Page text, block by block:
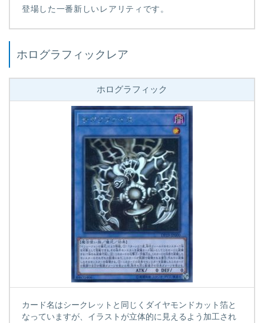
登場した一番新しいレアリティです。
ホログラフィックレア
ホログラフィック
カード名はシークレットと同じくダイヤモンドカット箔と
なっていますが、イラストが立体的に見えるよう加工され